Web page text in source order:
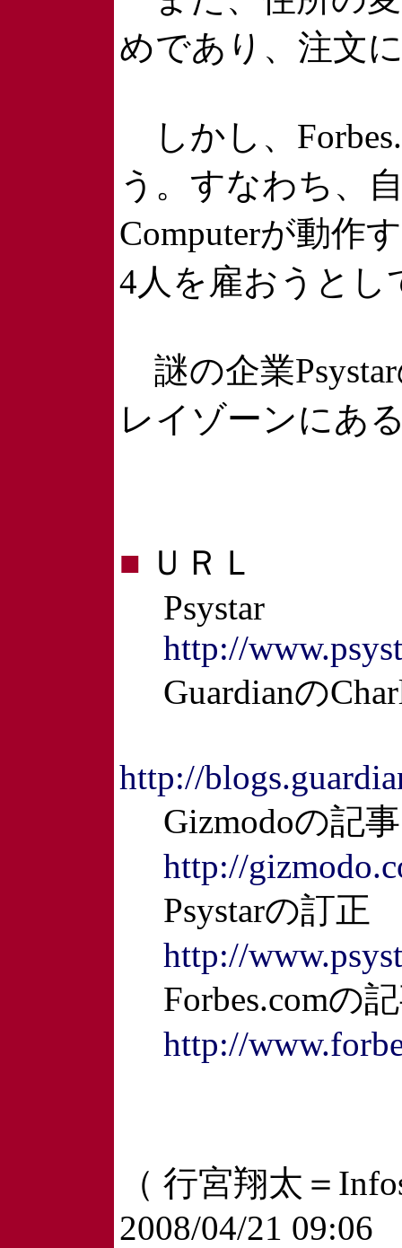
めであり、注文
しかし、
う。すなわち、
Computerが動作
4人を雇おうとし
謎の企業
レイゾーンにあ
■ ＵＲＬ
Psystar
http://
Guardianの
http://
Gizmodoの記事
http://
Psystarの訂正
http://
Forbes.comの
http://
（ 行宮翔太＝
2008/04/21 09:06